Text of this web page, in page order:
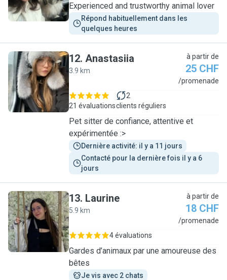
Experienced and trustworthy animal lover
Répond habituellement dans les
quelques heures
A
12. Anastasiia
3.9 km
à partir de
25 CHF
/promenade
21 évaluations
2
clients réguliers
Pet sitter de confiance, attentive et
expérimentée :>
Dernière activité: il y a 11 jours
Contacté pour la dernière fois il y a 6
jours
L
13. Laurine
5.9 km
à partir de
18 CHF
/promenade
4 évaluations
Gardes d’animaux par une amoureuse des
bêtes
Je vis avec 2 chats